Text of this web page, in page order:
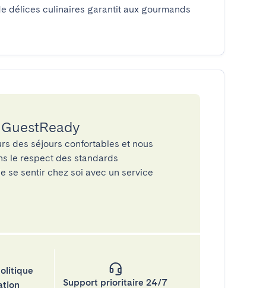
délices culinaires garantit aux gourmands
des séjours confortables et nous
le respect des standards
se sentir chez soi avec un service
Support prioritaire 24/7